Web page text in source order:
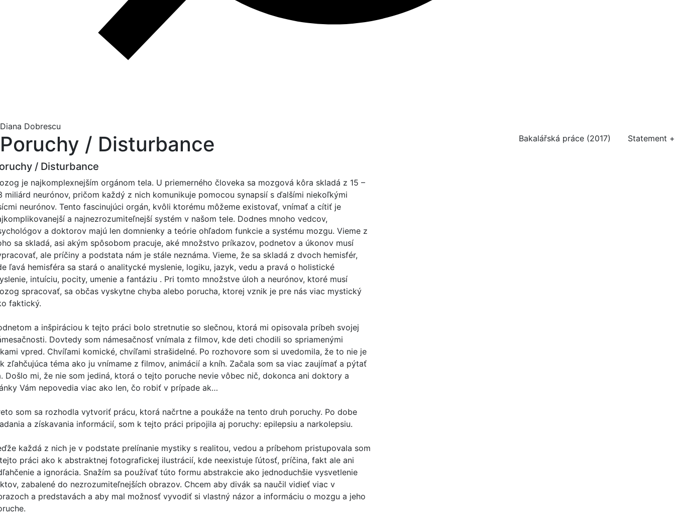
Diana Dobrescu
Poruchy / Disturbance Bakalářská práce (2017) Statement +
/ Disturbance
je najkomplexnejším orgánom tela. U priemerného človeka sa mozgová kôra skladá z 15 –
miliárd neurónov, pričom každý z nich komunikuje pomocou synapsií s ďalšími niekoľkými
neurónov. Tento fascinujúci orgán, kvôli ktorému môžeme existovať, vnímať a cítiť je
a najnezrozumiteľnejší systém v našom tele. Dodnes mnoho vedcov,
a doktorov majú len domnienky a teórie ohľadom funkcie a systému mozgu. Vieme z
sa skladá, asi akým spôsobom pracuje, aké množstvo príkazov, podnetov a úkonov musí
ale príčiny a podstata nám je stále neznáma. Vieme, že sa skladá z dvoch hemisfér,
ľavá hemisféra sa stará o analitycké myslenie, logiku, jazyk, vedu a pravá o holistické
intuíciu, pocity, umenie a fantáziu . Pri tomto množstve úloh a neurónov, ktoré musí
spracovať, sa občas vyskytne chyba alebo porucha, ktorej vznik je pre nás viac mystický
faktický.
a inšpiráciou k tejto práci bolo stretnutie so slečnou, ktorá mi opisovala príbeh svojej
Dovtedy som námesačnosť vnímala z filmov, kde deti chodili so spriamenými
vpred. Chvíľami komické, chvíľami strašidelné. Po rozhovore som si uvedomila, že to nie je
zľahčujúca téma ako ju vnímame z filmov, animácií a kníh. Začala som sa viac zaujímať a pýtať
Došlo mi, že nie som jediná, ktorá o tejto poruche nevie vôbec nič, dokonca ani doktory a
Vám nepovedia viac ako len, čo robiť v prípade ak…
som sa rozhodla vytvoriť prácu, ktorá načrtne a poukáže na tento druh poruchy. Po dobe
a získavania informácií, som k tejto práci pripojila aj poruchy: epilepsiu a narkolepsiu.
každá z nich je v podstate prelínanie mystiky s realitou, vedou a príbehom pristupovala som
práci ako k abstraktnej fotografickej ilustrácií, kde neexistuje ľútosť, príčina, fakt ale ani
a ignorácia. Snažím sa používať túto formu abstrakcie ako jednoduchšie vysvetlenie
zabalené do nezrozumiteľnejších obrazov. Chcem aby divák sa naučil vidieť viac v
a predstavách a aby mal možnosť vyvodiť si vlastný názor a informáciu o mozgu a jeho